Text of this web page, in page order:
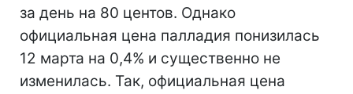
за день на 80 центов. Однако
официальная цена палладия понизилась
12 марта на 0,4% и существенно не
изменилась. Так, официальная цена